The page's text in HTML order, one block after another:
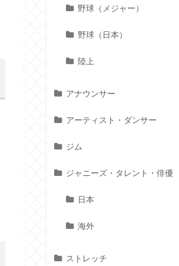
野球（メジャー）
野球（日本）
陸上
アナウンサー
アーティスト・ダンサー
ジム
ジャニーズ・タレント・俳優
日本
海外
ストレッチ